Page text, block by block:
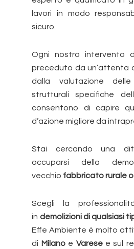
lavori in modo
sicuro.
Ogni nostro intervento
preceduto da un’attenta
dalla valutazione delle
strutturali specifiche
consentono di capire
d’azione migliore da
Stai cercando una
occuparsi della
vecchio fabbricato rurale
Scegli la
in demolizioni di qualsiasi
Effe Ambiente è molto
di Milanoe Varesee sul